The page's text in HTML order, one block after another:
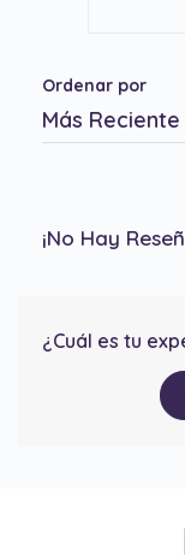
Ordenar por
¡No Hay
¿Cuál es tu